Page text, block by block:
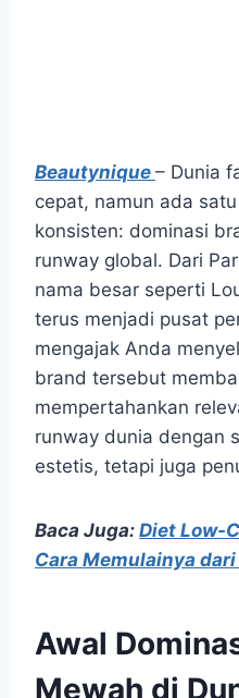
Beautynique – Dunia
cepat, namun ada
konsisten: dominasi
runway global. Dari
nama besar seperti
terus menjadi pusat
mengajak Anda
brand tersebut
mempertahankan
runway dunia dengan
estetis, tetapi juga
Baca Juga: Diet Low-
Cara Memulainya dari
Awal
Mewah di